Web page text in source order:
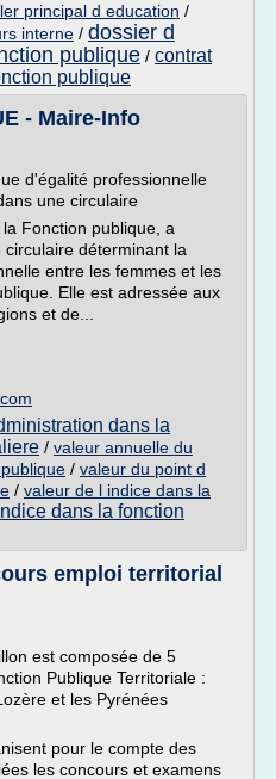
principal d education /
interne / dossier d
publique / contrat
publique
- Maire-Info
d'égalité professionnelle
une circulaire
Fonction publique, a
déterminant la
entre les femmes et les
Elle est adressée aux
et de...
dans la
/ valeur annuelle du
/ valeur du point d
/ valeur de l indice dans la
dans la fonction
emploi territorial
est composée de 5
Publique Territoriale :
et les Pyrénées
pour le compte des
les concours et examens